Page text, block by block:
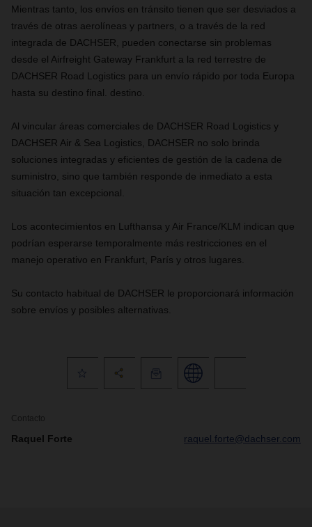
Mientras tanto, los envíos en tránsito tienen que ser desviados a
través de otras aerolíneas y partners, o a través de la red
integrada de DACHSER, pueden conectarse sin problemas
desde el Airfreight Gateway Frankfurt a la red terrestre de
DACHSER Road Logistics para un envío rápido por toda Europa
hasta su destino final. destino.
Al vincular áreas comerciales de DACHSER Road Logistics y
DACHSER Air & Sea Logistics, DACHSER no solo brinda
soluciones integradas y eficientes de gestión de la cadena de
suministro, sino que también responde de inmediato a esta
situación tan excepcional.
Los acontecimientos en Lufthansa y Air France/KLM indican que
podrían esperarse temporalmente más restricciones en el
manejo operativo en Frankfurt, París y otros lugares.
Su contacto habitual de DACHSER le proporcionará información
sobre envíos y posibles alternativas.
Contacto
Raquel Forte raquel.forte@dachser.com